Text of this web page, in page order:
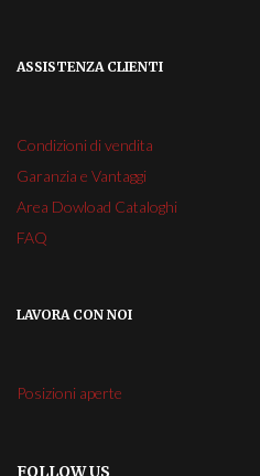
ASSISTENZA CLIENTI
Condizioni di vendita
Garanzia e Vantaggi
Area Dowload Cataloghi
FAQ
LAVORA CON NOI
Posizioni aperte
FOLLOW US